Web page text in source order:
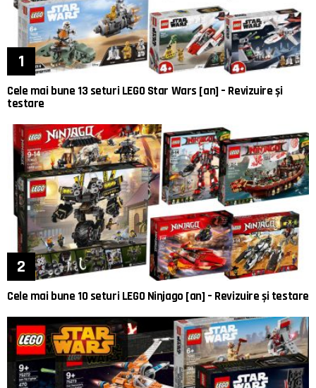
Cele mai bune 13 seturi LEGO Star Wars [an] – Revizuire și
testare
Cele mai bune 10 seturi LEGO Ninjago [an] – Revizuire și testare